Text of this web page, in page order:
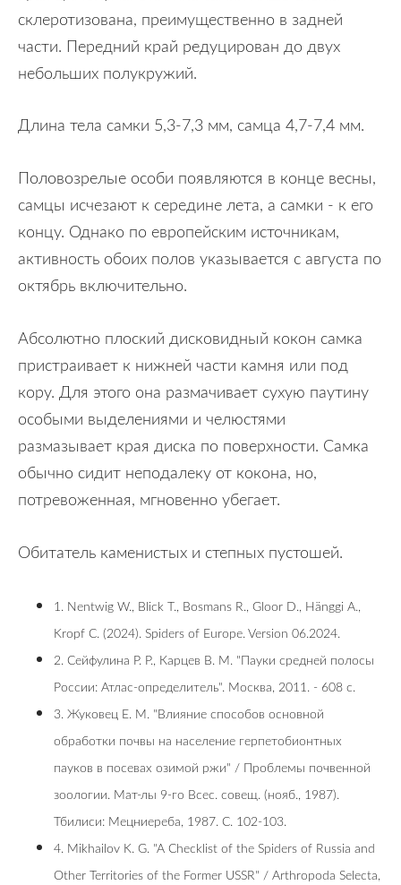
склеротизована, преимущественно в задней
части. Передний край редуцирован до двух
небольших полукружий.
Длина тела самки 5,3-7,3 мм, самца 4,7-7,4 мм.
Половозрелые особи появляются в конце весны,
самцы исчезают к середине лета, а самки - к его
концу. Однако по европейским источникам,
активность обоих полов указывается с августа по
октябрь включительно.
Абсолютно плоский дисковидный кокон самка
пристраивает к нижней части камня или под
кору. Для этого она размачивает сухую паутину
особыми выделениями и челюстями
размазывает края диска по поверхности. Самка
обычно сидит неподалеку от кокона, но,
потревоженная, мгновенно убегает.
Обитатель каменистых и степных пустошей.
1. Nentwig W., Blick T., Bosmans R., Gloor D., Hänggi A.,
Kropf C. (2024). Spiders of Europe. Version 06.2024.
2. Сейфулина Р. Р., Карцев В. М. "Пауки средней полосы
России: Атлас-определитель". Москва, 2011. - 608 с.
3. Жуковец Е. М. "Влияние способов основной
обработки почвы на население герпетобионтных
пауков в посевах озимой ржи" / Проблемы почвенной
зоологии. Мат-лы 9-го Всес. совещ. (нояб., 1987).
Тбилиси: Мецниереба, 1987. С. 102-103.
4. Mikhailov K. G. "A Checklist of the Spiders of Russia and
Other Territories of the Former USSR" / Arthropoda Selecta,